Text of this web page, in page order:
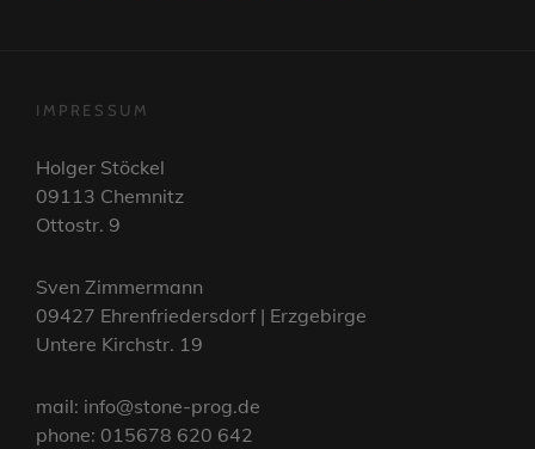
IMPRESSUM
Holger Stöckel
09113 Chemnitz
Ottostr. 9
Sven Zimmermann
09427 Ehrenfriedersdorf | Erzgebirge
Untere Kirchstr. 19
mail: info@stone-prog.de
phone: 015678 620 642